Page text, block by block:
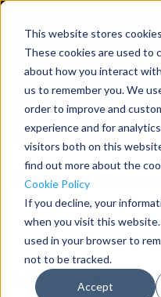
This website stores
These cookies are used to
about how you interact
us to remember you. We
order to improve and
experience and for
visitors both on this
find out more about the
Cookie Policy
If you decline, your
when you visit this
used in your browser to
not to be tracked.
Accept
Menu
POLÍTICA DE